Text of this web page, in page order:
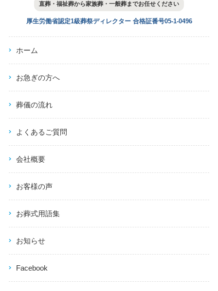
直葬・福祉葬から家族葬・一般葬までお任せください
厚生労働省認定1級葬祭ディレクター 合格証番号05-1-0496
ホーム
お急ぎの方へ
葬儀の流れ
よくあるご質問
会社概要
お客様の声
お葬式用語集
お知らせ
Facebook